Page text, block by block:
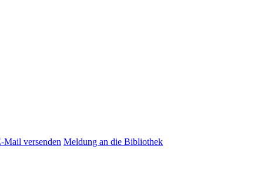
Mail versenden Meldung an die Bibliothek